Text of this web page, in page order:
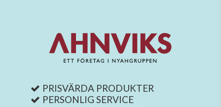
PRISVÄRDA PRODUKTER
PERSONLIG SERVICE